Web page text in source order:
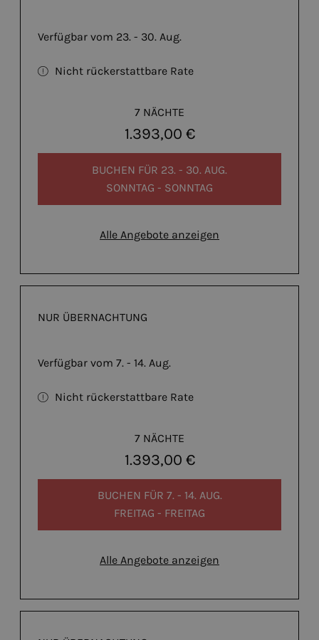
Verfügbar vom 23. - 30. Aug.
Nicht rückerstattbare Rate
7 NÄCHTE
1.393,00 €
BUCHEN FÜR 23. - 30. AUG.
SONNTAG - SONNTAG
Alle Angebote anzeigen
NUR ÜBERNACHTUNG
Verfügbar vom 7. - 14. Aug.
Nicht rückerstattbare Rate
7 NÄCHTE
1.393,00 €
BUCHEN FÜR 7. - 14. AUG.
FREITAG - FREITAG
Alle Angebote anzeigen